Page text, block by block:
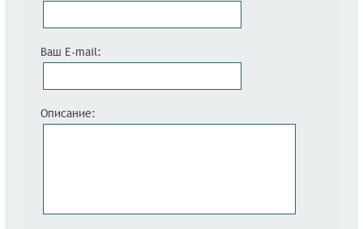
Ваш E-mail:
Описание: